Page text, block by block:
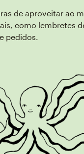
de aproveitar ao
como lembretes
pedidos.